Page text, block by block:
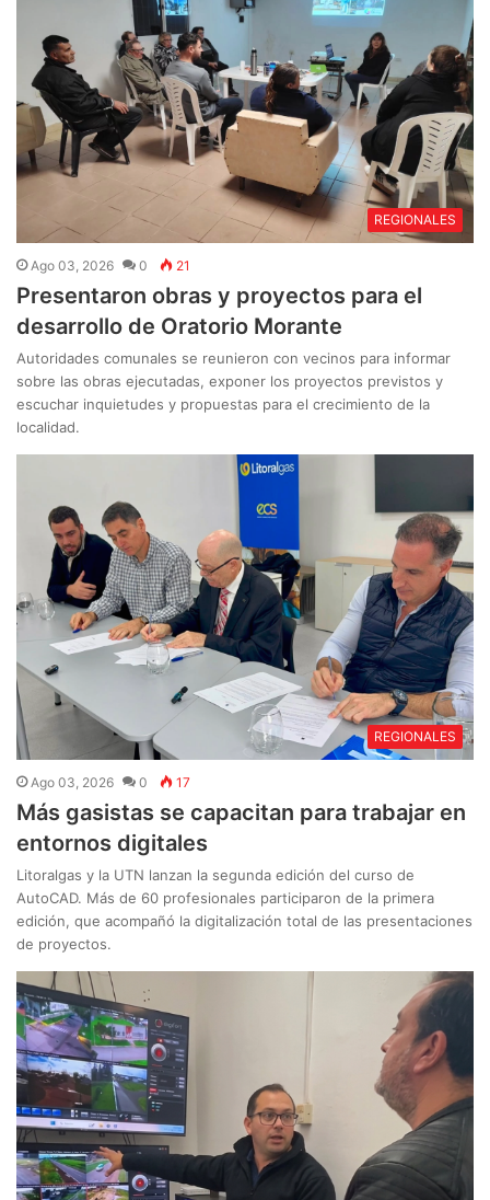
REGIONALES
Ago 03, 2026 0 21
Presentaron obras y proyectos para el
desarrollo de Oratorio Morante
Autoridades comunales se reunieron con vecinos para informar
sobre las obras ejecutadas, exponer los proyectos previstos y
escuchar inquietudes y propuestas para el crecimiento de la
localidad.
REGIONALES
Ago 03, 2026 0 17
Más gasistas se capacitan para trabajar en
entornos digitales
Litoralgas y la UTN lanzan la segunda edición del curso de
AutoCAD. Más de 60 profesionales participaron de la primera
edición, que acompañó la digitalización total de las presentaciones
de proyectos.